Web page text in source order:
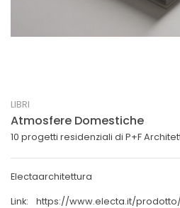
LIBRI
Atmosfere Domestiche
10 progetti residenziali di P+F
Electaarchitettura
Link:
https://www.electa.it/